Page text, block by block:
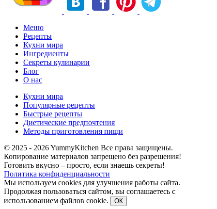
Меню
Рецепты
Кухни мира
Ингредиенты
Секреты кулинарии
Блог
О нас
Кухни мира
Популярные рецепты
Быстрые рецепты
Диетические предпочтения
Методы приготовления пищи
© 2025 - 2026 YummyKitchen Все права защищены.
Копирование материалов запрещено без разрешения!
Готовить вкусно – просто, если знаешь секреты!
Политика конфиденциальности
Мы используем cookies для улучшения работы сайта.
Продолжая пользоваться сайтом, вы соглашаетесь с
использованием файлов cookie.
ОК